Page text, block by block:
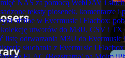
NAS za pomocą WebDAV i
teksty piosenek, komentarze
offline w Evermusic i Flacbox:
kolekcję utworów do M3U, CSV i
listę odtwarzania M3U do Evermusic
słuchania z Evermusic i
FLAC (Bezstratną) na Moim